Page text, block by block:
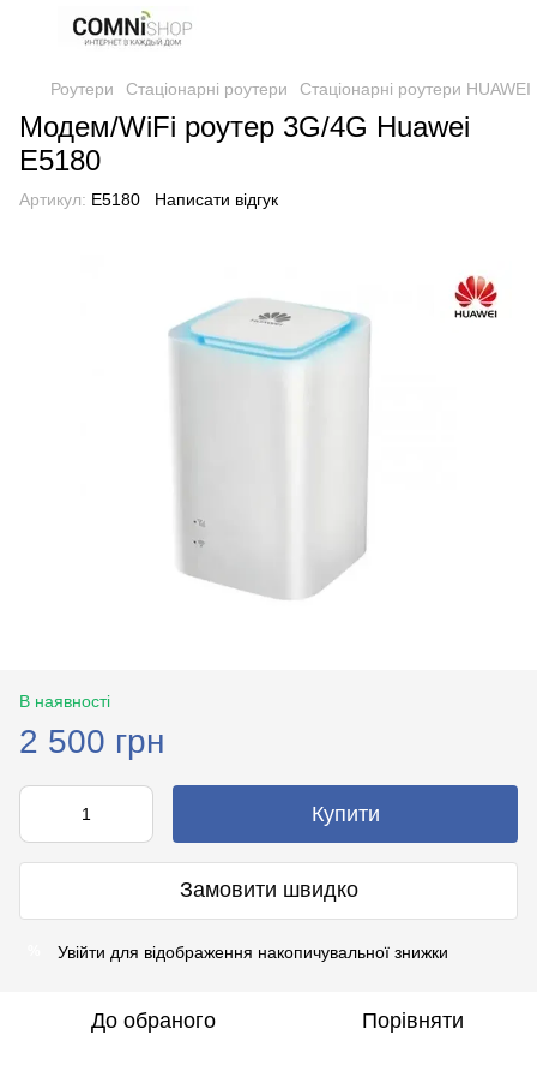
Роутери Стаціонарні роутери Стаціонарні роутери HUAWEI
Модем/WiFi роутер 3G/4G Huawei
E5180
Артикул: E5180 Написати відгук
В наявності
2 500 грн
Купити
Замовити швидко
Увійти для відображення накопичувальної знижки
До обраного Порівняти